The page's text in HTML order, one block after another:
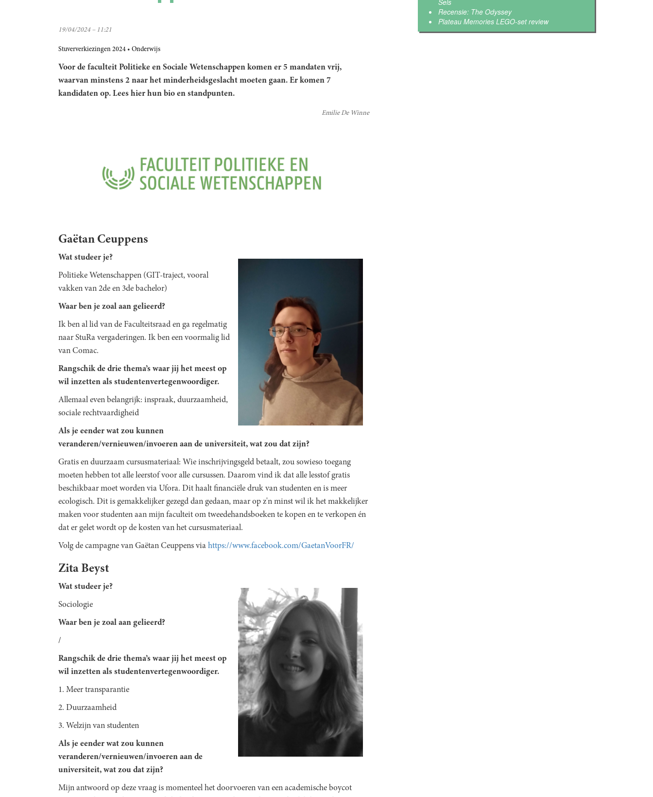
19/04/2024 – 11:21
Stuververkiezingen 2024 Onderwijs
Voor de faculteit Politieke en Sociale Wetenschappen komen er 5 mandaten vrij,
waarvan minstens 2 naar het minderheidsgeslacht moeten gaan. Er komen 7
kandidaten op. Lees hier hun bio en standpunten.
Emilie De Winne
Gaëtan Ceuppens
Wat studeer je?
Politieke Wetenschappen (GIT-traject, vooral
vakken van 2de en 3de bachelor)
Waar ben je zoal aan gelieerd?
Ik ben al lid van de Faculteitsraad en ga regelmatig
naar StuRa vergaderingen. Ik ben een voormalig lid
van Comac.
Rangschik de drie thema’s waar jij het meest op
wil inzetten als studentenvertegenwoordiger.
Allemaal even belangrijk: inspraak, duurzaamheid,
sociale rechtvaardigheid
Als je eender wat zou kunnen
veranderen/vernieuwen/invoeren aan de universiteit, wat zou dat zijn?
Gratis en duurzaam cursusmateriaal: Wie inschrijvingsgeld betaalt, zou sowieso toegang
moeten hebben tot alle leerstof voor alle cursussen. Daarom vind ik dat alle lesstof gratis
beschikbaar moet worden via Ufora. Dit haalt financiële druk van studenten en is meer
ecologisch. Dit is gemakkelijker gezegd dan gedaan, maar op z'n minst wil ik het makkelijker
maken voor studenten aan mijn faculteit om tweedehandsboeken te kopen en te verkopen én
dat er gelet wordt op de kosten van het cursusmateriaal.
Volg de campagne van Gaëtan Ceuppens via https://www.facebook.com/GaetanVoorFR/
Zita Beyst
Wat studeer je?
Sociologie
Waar ben je zoal aan gelieerd?
/
Rangschik de drie thema’s waar jij het meest op
wil inzetten als studentenvertegenwoordiger.
1. Meer transparantie
2. Duurzaamheid
3. Welzijn van studenten
Als je eender wat zou kunnen
veranderen/vernieuwen/invoeren aan de
universiteit, wat zou dat zijn?
Mijn antwoord op deze vraag is momenteel het doorvoeren van een academische boycot
Recensie: The Odyssey
Plateau Memories LEGO-set review